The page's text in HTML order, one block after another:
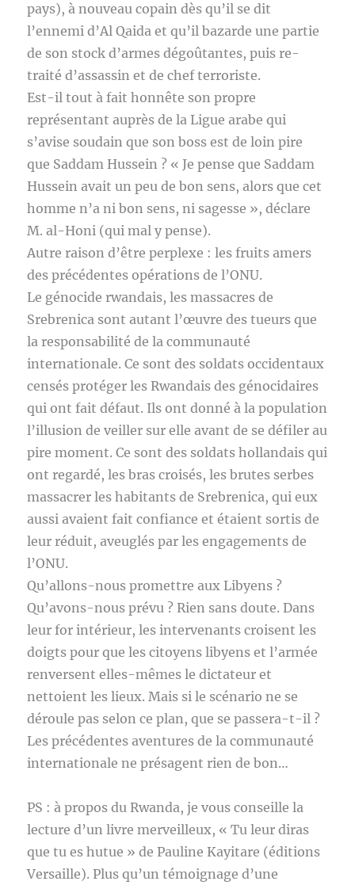
pays), à nouveau copain dès qu’il se dit
l’ennemi d’Al Qaida et qu’il bazarde une partie
de son stock d’armes dégoûtantes, puis re-
traité d’assassin et de chef terroriste.
Est-il tout à fait honnête son propre
représentant auprès de la Ligue arabe qui
s’avise soudain que son boss est de loin pire
que Saddam Hussein ? « Je pense que Saddam
Hussein avait un peu de bon sens, alors que cet
homme n’a ni bon sens, ni sagesse », déclare
M. al-Honi (qui mal y pense).
Autre raison d’être perplexe : les fruits amers
des précédentes opérations de l’ONU.
Le génocide rwandais, les massacres de
Srebrenica sont autant l’œuvre des tueurs que
la responsabilité de la communauté
internationale. Ce sont des soldats occidentaux
censés protéger les Rwandais des génocidaires
qui ont fait défaut. Ils ont donné à la population
l’illusion de veiller sur elle avant de se défiler au
pire moment. Ce sont des soldats hollandais qui
ont regardé, les bras croisés, les brutes serbes
massacrer les habitants de Srebrenica, qui eux
aussi avaient fait confiance et étaient sortis de
leur réduit, aveuglés par les engagements de
l’ONU.
Qu’allons-nous promettre aux Libyens ?
Qu’avons-nous prévu ? Rien sans doute. Dans
leur for intérieur, les intervenants croisent les
doigts pour que les citoyens libyens et l’armée
renversent elles-mêmes le dictateur et
nettoient les lieux. Mais si le scénario ne se
déroule pas selon ce plan, que se passera-t-il ?
Les précédentes aventures de la communauté
internationale ne présagent rien de bon…
PS : à propos du Rwanda, je vous conseille la
lecture d’un livre merveilleux, « Tu leur diras
que tu es hutue » de Pauline Kayitare (éditions
Versaille). Plus qu’un témoignage d’une